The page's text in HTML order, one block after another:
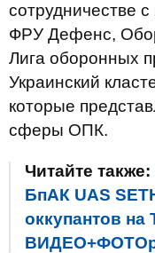
сотрудничестве
ФРУ Дефенс,
Лига оборонных
Украинский
которые
сферы ОПК.
Читайте также:
БпАК UAS
оккупантов на